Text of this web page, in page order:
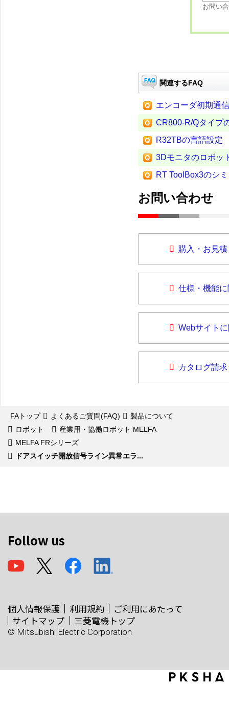
お問い
関連するFAQ
エンコーダ初期通
CR800-R/Qタイプ
R32TBの言語設定
3Dモニタのロボッ
RT ToolBox3のシ
お問い合わせ
購入・お見
仕様・機能
Webサイト
カタログ請求
FAトップ よくあるご質問(FAQ)
製品について
ロボット
産業用・協働ロボット MELFA
MELFA FRシリーズ
ドアスイッチ開放信号ライン異常エラ...
Follow us
個人情報保護 利用規約
ご利用にあたって
サイトマップ
三菱電機トップ
© Mitsubishi Electric Corporation